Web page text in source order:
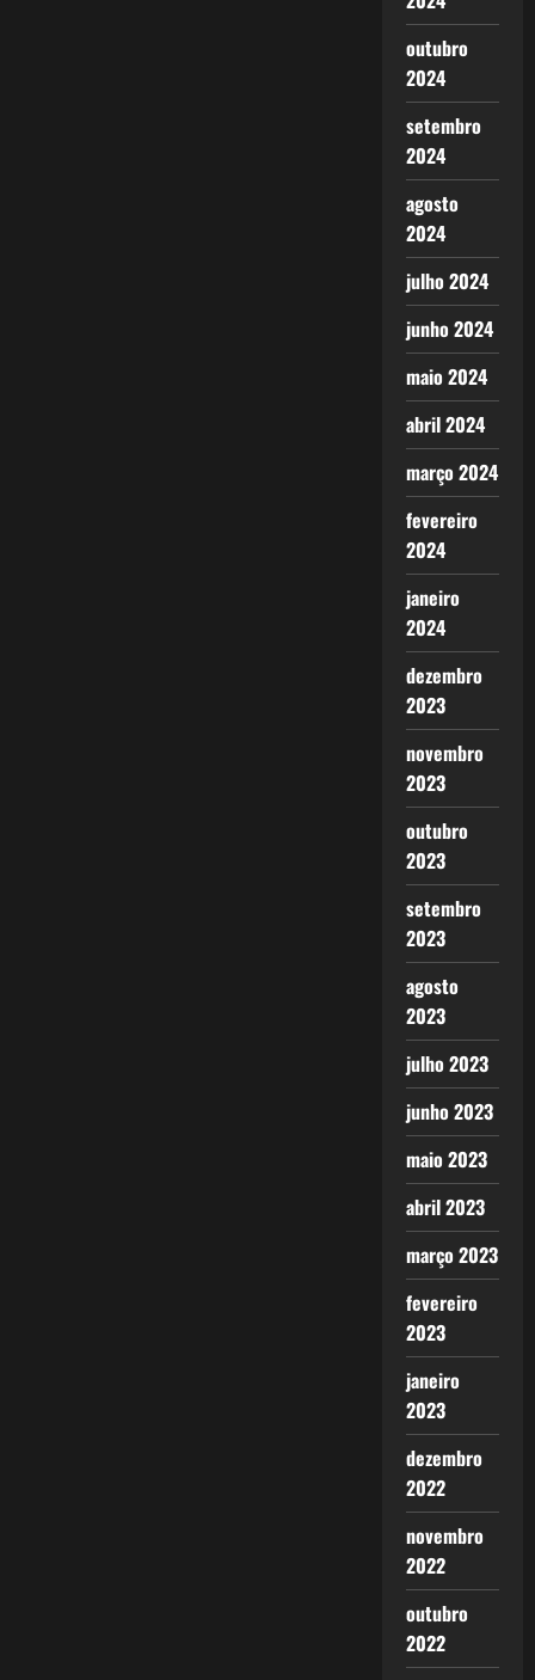
outubro
2024
setembro
2024
agosto
2024
julho 2024
junho 2024
maio 2024
abril 2024
março 2024
fevereiro
2024
janeiro
2024
dezembro
2023
novembro
2023
outubro
2023
setembro
2023
agosto
2023
julho 2023
junho 2023
maio 2023
abril 2023
março 2023
fevereiro
2023
janeiro
2023
dezembro
2022
novembro
2022
outubro
2022